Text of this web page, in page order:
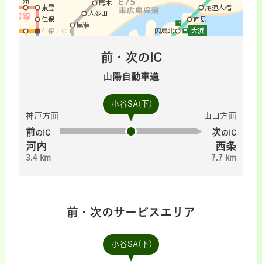
前・次のIC
山陽自動車道
小谷SA(下)
神戸方面
前のIC
河内
3.4 km
山口方面
次のIC
西条
7.7 km
前・次のサービスエリア
小谷SA(下)